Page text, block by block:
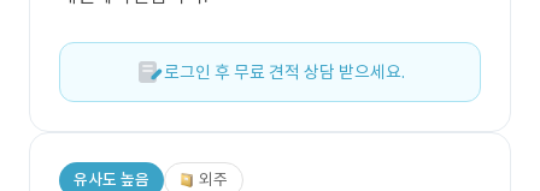
로그인 후 무료 견적 상담 받으세요.
유사도 높음 외주